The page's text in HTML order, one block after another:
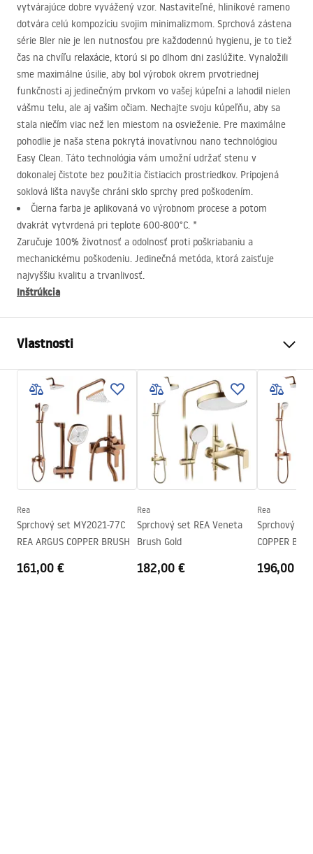
vytvárajúce dobre vyvážený vzor. Nastaviteľné, hliníkové rameno
dotvára celú kompozíciu svojim minimalizmom. Sprchová zástena
série Bler nie je len nutnosťou pre každodennú hygienu, je to tiež
čas na chvíľu relaxácie, ktorú si po dlhom dni zaslúžite. Vynaložili
sme maximálne úsilie, aby bol výrobok okrem prvotriednej
funkčnosti aj jedinečným prvkom vo vašej kúpeľni a lahodil nielen
vášmu telu, ale aj vašim očiam. Nechajte svoju kúpeľňu, aby sa
stala niečím viac než len miestom na osvieženie. Pre maximálne
pohodlie je naša stena pokrytá inovatívnou nano technológiou
Easy Clean. Táto technológia vám umožní udržať stenu v
dokonalej čistote bez použitia čistiacich prostriedkov. Pripojená
soklová lišta navyše chráni sklo sprchy pred poškodením.
Čierna farba je aplikovaná vo výrobnom procese a potom
dvakrát vytvrdená pri teplote 600-800°C. *
Zaručuje 100% životnosť a odolnosť proti poškriabaniu a
mechanickému poškodeniu. Jedinečná metóda, ktorá zaisťuje
najvyššiu kvalitu a trvanlivosť.
Inštrúkcia
Vlastnosti
Veľkosť (dvere x stena)
120
Farba
Čierna
Typ kabíny
Vstúpiť
Farba skla
Transparent 8mm
Séria
Bler
Smer kabíny
Univerzálny
Záruka
Rea
Sprchový set MY2021-77C
REA ARGUS COPPER BRUSH
161,00 €
Rea
Sprchový set REA Veneta
Brush Gold
182,00 €
Rea
Sprchový set
COPPER
196,00 €